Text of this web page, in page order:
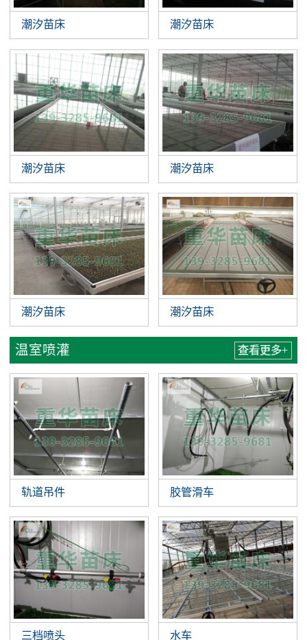
潮汐苗床 潮汐苗床
潮汐苗床 潮汐苗床
潮汐苗床 潮汐苗床
温室喷灌 查看更多+
轨道吊件 胶管滑车
三档喷头 水车